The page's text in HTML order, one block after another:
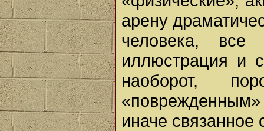
арену
человека, все
иллюстрация и
наоборот,
иначе связанное